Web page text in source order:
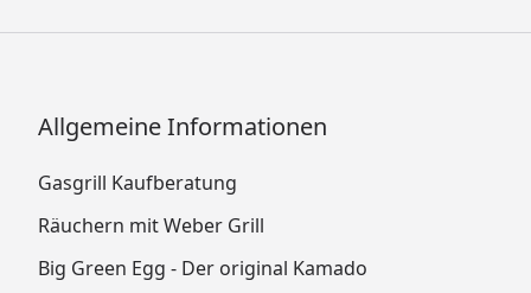
Allgemeine Informationen
Gasgrill Kaufberatung
Räuchern mit Weber Grill
Big Green Egg - Der original Kamado